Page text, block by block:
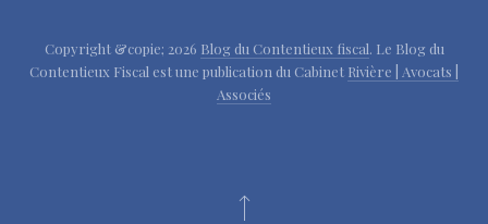
Copyright &copie; 2026 Blog du Contentieux fiscal. Le Blog du
Contentieux Fiscal est une publication du Cabinet Rivière | Avocats |
Associés